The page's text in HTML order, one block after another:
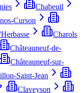
Chabeuil
Curson
Charols
Châteauneuf-de-
Châteauneuf-sur-
Saint-Jean
Claveyson